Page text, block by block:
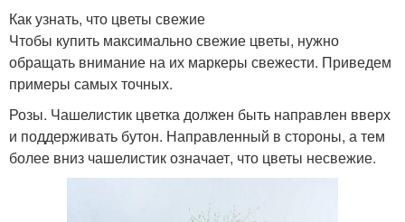
Как узнать, что цветы свежие
Чтобы купить максимально свежие цветы, нужно
обращать внимание на их маркеры свежести. Приведем
примеры самых точных.
Розы. Чашелистик цветка должен быть направлен вверх
и поддерживать бутон. Направленный в стороны, а тем
более вниз чашелистик означает, что цветы несвежие.